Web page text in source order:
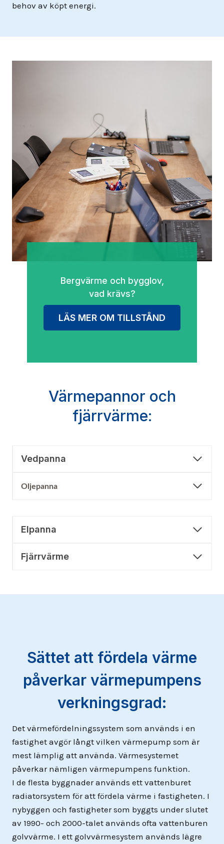
behov av köpt energi.
Bergvärme och bygglov,
vad krävs?
LÄS MER OM TILLSTÅND
Värmepannor och
fjärrvärme:
Vedpanna
Oljepanna
Elpanna
Fjärrvärme
Sättet att fördela värme
påverkar värmepumpens
verkningsgrad:
Det värmefördelningssystem som används i en
fastighet avgör långt vilken värmepump som är
mest lämplig att använda. Värmesystemet
påverkar nämligen värmepumpens funktion.
I de flesta byggnader används ett vattenburet
radiatorsystem för att fördela värme i fastigheten. I
nybyggen och fastigheter som byggts under slutet
av 1990- och 2000-talet används ofta vattenburen
golvvärme. I ett golvvärmesystem används lägre